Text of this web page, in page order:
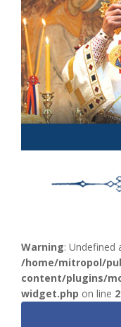
Warning: Undefined
/home/mitropol/
content/plugins/
widget.php on line